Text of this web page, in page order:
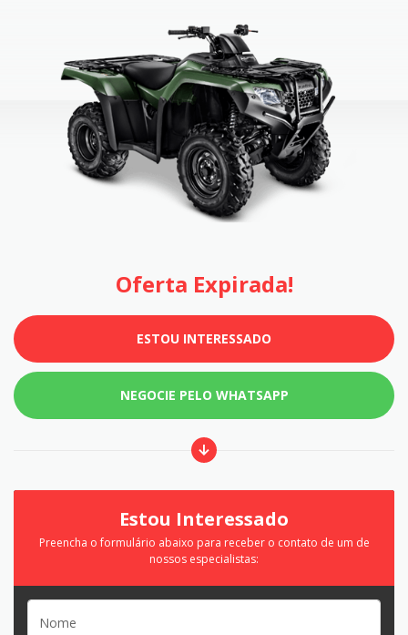
Oferta Expirada!
ESTOU INTERESSADO
NEGOCIE PELO WHATSAPP
Estou Interessado
Preencha o formulário abaixo para receber o contato de um de
nossos especialistas: